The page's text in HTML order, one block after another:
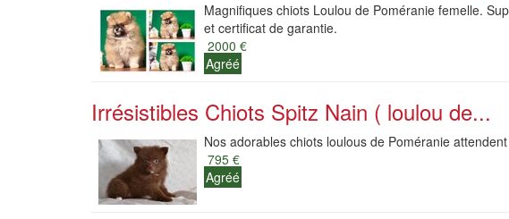
Magnifiques chiots Loulou de Poméranie femelle.
et certificat de garantie.
2000 €
Agréé
Irrésistibles Chiots Spitz Nain ( loulou de...
Nos adorables chiots loulous de Poméranie
795 €
Agréé